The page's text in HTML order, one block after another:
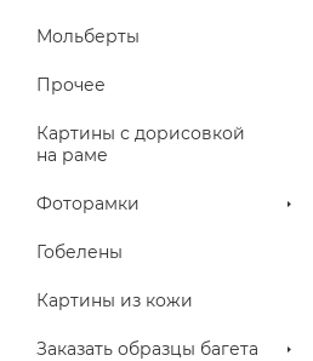
Мольберты
Прочее
Картины с дорисовкой
на раме
Фоторамки
Гобелены
Картины из кожи
Заказать образцы багета